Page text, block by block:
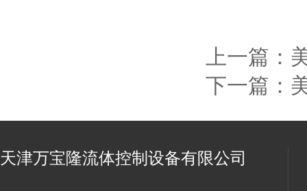
上一篇：
下一篇：
天津万宝隆流体控制设备有限公司